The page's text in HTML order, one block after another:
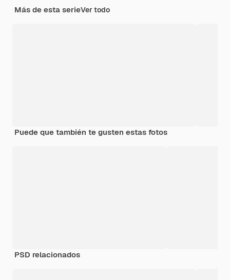
Más de esta serieVer todo
Puede que también te gusten estas fotos
PSD relacionados